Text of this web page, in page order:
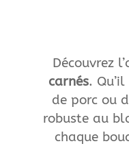
Découvrez
carnés.
de porc ou
robuste au
chaque